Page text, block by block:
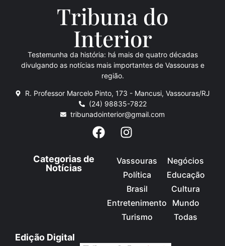
Tribuna do
Interior
Testemunha da história: há mais de quatro décadas
divulgando as notícias mais importantes de Vassouras e
região.
R. Professor Marcelo Pinto, 173 - Mancusi, Vassouras/RJ
(24) 98835-7822
tribunadointerior@gmail.com
Categorias de
Notícias
Vassouras
Política
Brasil
Entretenimento
Turismo
Negócios
Educação
Cultura
Mundo
Todas
Edição Digital